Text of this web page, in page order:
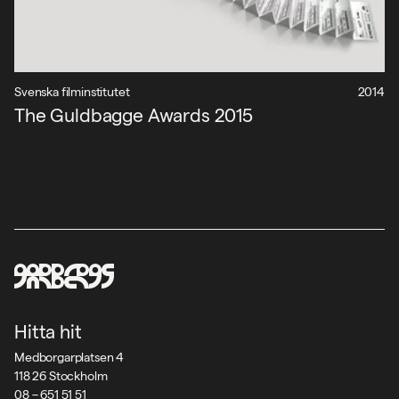
Folktandvården Stockholm
Fortum
Glocalnet
Hemköp
Jula
Lernia
Löfbergs Lila
Mastercard
Nationalmuseum
Svenska filminstitutet 2014
The Guldbagge Awards 2015
Hitta hit
Medborgarplatsen 4
118 26 Stockholm
08 – 651 51 51